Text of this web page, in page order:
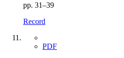
pp. 31–39
Record
PDF